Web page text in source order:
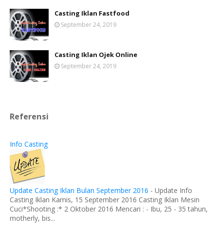
Casting Iklan Fastfood
September 24, 2019
Casting Iklan Ojek Online
September 24, 2019
Referensi
Info Casting
Update Casting Iklan Bulan September 2016 - Update Info
Casting Iklan Kamis, 15 September 2016 Casting Iklan Mesin
Cuci*Shooting :* 2 Oktober 2016 Mencari : - Ibu, 25 - 35 tahun,
motherly, bis...